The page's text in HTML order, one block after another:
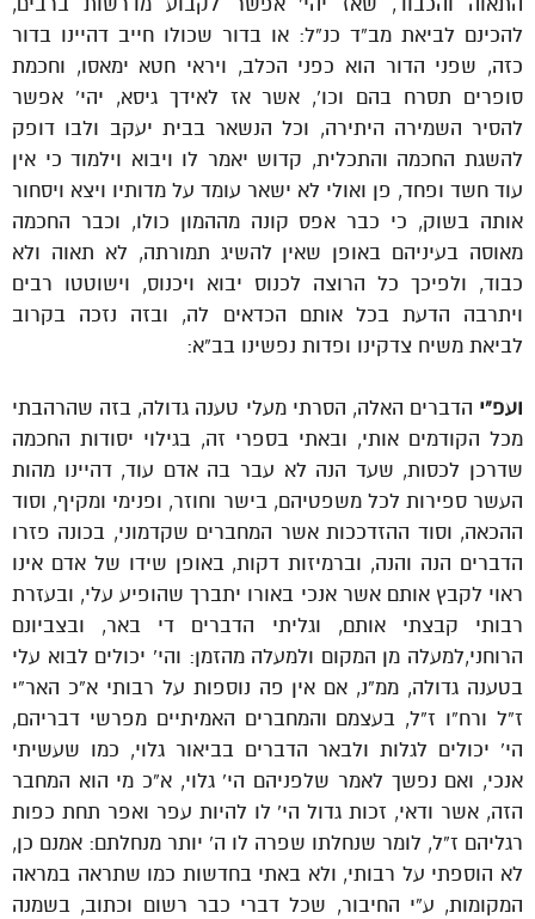
להכינם לביאת מב”ד כנ”ל: או בדור שכולו חייב דהיינו בדור
כזה, שפני הדור הוא כפני הכלב, ויראי חטא ימאסו, וחכמת
סופרים תסרח בהם וכו’, אשר אז לאידך גיסא, יהי’ אפשר
להסיר השמירה היתירה, וכל הנשאר בבית יעקב ולבו דופק
להשגת החכמה והתכלית, קדוש יאמר לו ויבוא וילמוד כי אין
עוד חשד ופחד, פן ואולי לא ישאר עומד על מדותיו ויצא ויסחור
אותה בשוק, כי כבר אפס קונה מההמון כולו, וכבר החכמה
מאוסה בעיניהם באופן שאין להשיג תמורתה, לא תאוה ולא
כבוד, ולפיכך כל הרוצה לכנוס יבוא ויכנוס, וישוטטו רבים
ויתרבה הדעת בכל אותם הכדאים לה, ובזה נזכה בקרוב
לביאת משיח צדקינו ופדות נפשינו בב”א:
ועפ”י הדברים האלה, הסרתי מעלי טענה גדולה, בזה שהרהבתי
מכל הקודמים אותי, ובאתי בספרי זה, בגילוי יסודות החכמה
שדרכן לכסות, שעד הנה לא עבר בה אדם עוד, דהיינו מהות
העשר ספירות לכל משפטיהם, בישר וחוזר, ופנימי ומקיף, וסוד
ההכאה, וסוד ההזדככות אשר המחברים שקדמוני, בכונה פזרו
הדברים הנה והנה, וברמיזות דקות, באופן שידו של אדם אינו
ראוי לקבץ אותם אשר אנכי באורו יתברך שהופיע עלי, ובעזרת
רבותי קבצתי אותם, וגליתי הדברים די באר, ובצביונם
הרוחני,למעלה מן המקום ולמעלה מהזמן: והי’ יכולים לבוא עלי
בטענה גדולה, ממ”נ, אם אין פה נוספות על רבותי א”כ האר”י
ז”ל ורח”ו ז”ל, בעצמם והמחברים האמיתיים מפרשי דבריהם,
הי’ יכולים לגלות ולבאר הדברים בביאור גלוי, כמו שעשיתי
אנכי, ואם נפשך לאמר שלפניהם הי’ גלוי, א”כ מי הוא המחבר
הזה, אשר ודאי, זכות גדול הי’ לו להיות עפר ואפר תחת כפות
רגליהם ז”ל, לומר שנחלתו שפרה לו ה’ יותר מנחלתם: אמנם כן,
לא הוספתי על רבותי, ולא באתי בחדשות כמו שתראה במראה
המקומות, ע”י החיבור, שכל דברי כבר רשום וכתוב, בשמנה